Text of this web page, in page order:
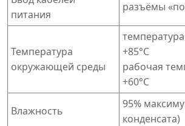
питания
разъёмы
Температура
окружающей среды
+85°C
рабочая
+60°C
Влажность
95%
конденсата)